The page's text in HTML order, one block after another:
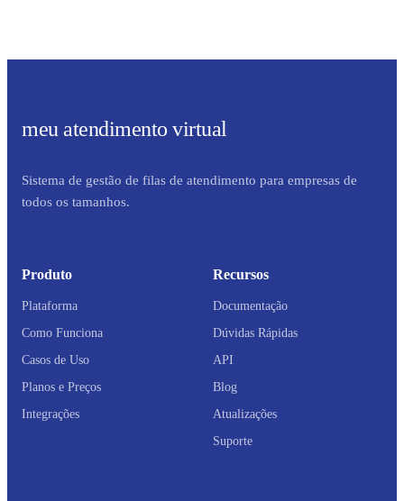
meu atendimento virtual
Sistema de gestão de filas de atendimento para empresas de
todos os tamanhos.
Produto
Plataforma
Como Funciona
Casos de Uso
Planos e Preços
Integrações
Recursos
Documentação
Dúvidas Rápidas
API
Blog
Atualizações
Suporte